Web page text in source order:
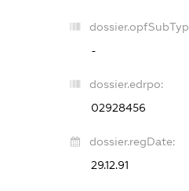
-
dossier.edrpo:
02928456
dossier.regDate:
29.12.91